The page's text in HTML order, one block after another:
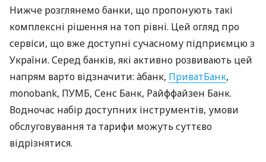
Нижче розглянемо банки, що пропонують такі
комплексні рішення на топ рівні. Цей огляд про
сервіси, що вже доступні сучасному підприємцю з
України. Серед банків, які активно розвивають цей
напрям варто відзначити: àбанк, ПриватБанк,
monobank, ПУМБ, Сенс Банк, Райффайзен Банк.
Водночас набір доступних інструментів, умови
обслуговування та тарифи можуть суттєво
відрізнятися.